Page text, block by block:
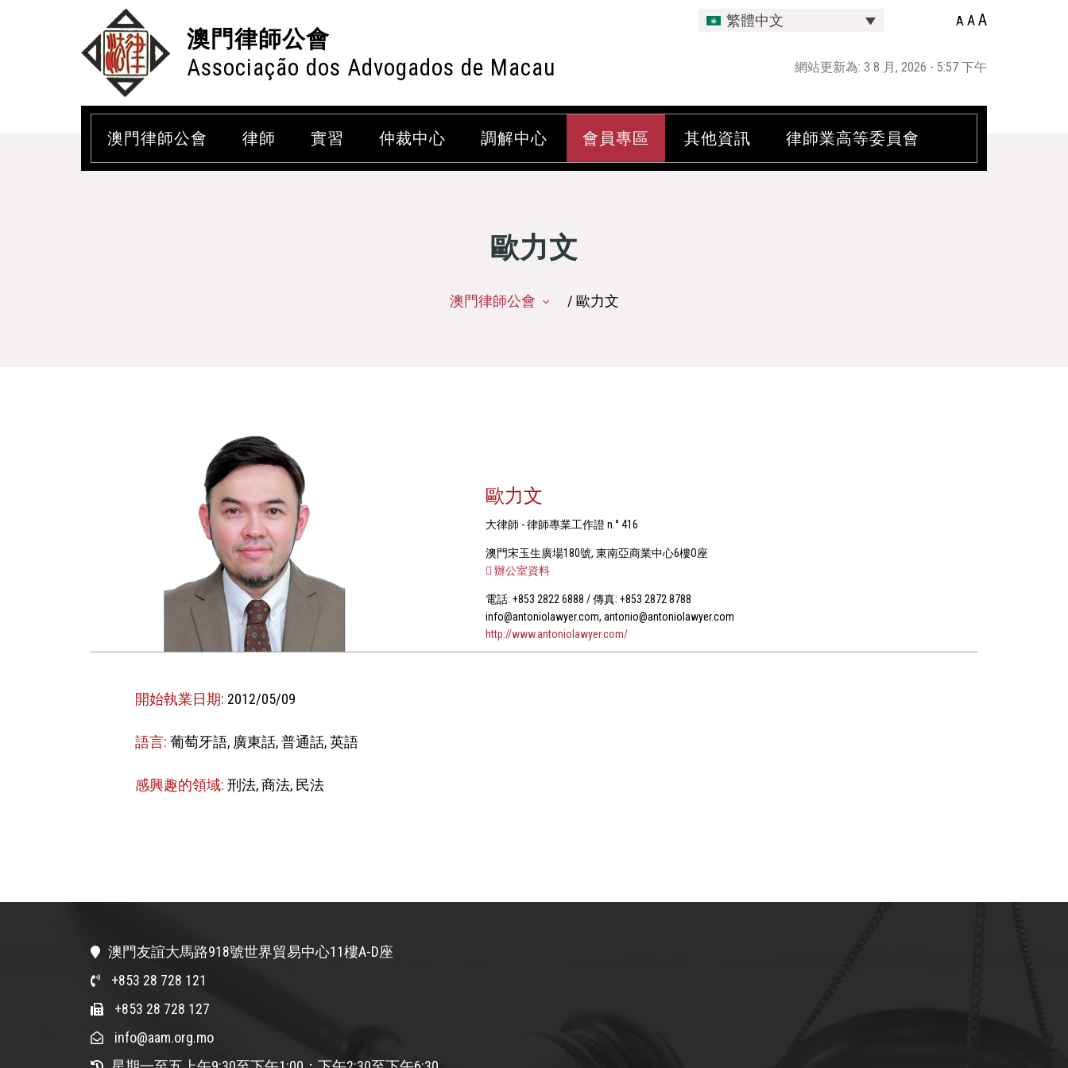
澳門律師公會
Associação dos Advogados de Macau
繁體中文 A AA
網站更新為: 3 8 月, 2026 - 5:57 下午
澳門律師公會 律師 實習 仲裁中心 調解中心 會員專區 其他資訊 律師業高等委員會
歐力文
澳門律師公會 / 歐力文
歐力文
大律師 - 律師專業工作證 n.° 416
澳門宋玉生廣場180號, 東南亞商業中心6樓O座
辦公室資料
電話: +853 2822 6888 / 傳真: +853 2872 8788
info@antoniolawyer.com, antonio@antoniolawyer.com
http://www.antoniolawyer.com/
開始執業日期: 2012/05/09
語言: 葡萄牙語, 廣東話, 普通話, 英語
感興趣的領域: 刑法, 商法, 民法
澳門友誼大馬路918號世界貿易中心11樓A-D座
+853 28 728 121
+853 28 728 127
info@aam.org.mo